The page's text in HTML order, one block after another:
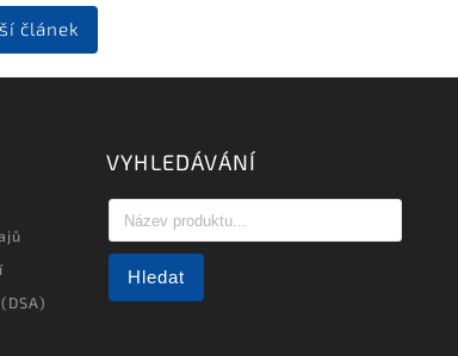
článek
VYHLEDÁVÁNÍ
Hledat